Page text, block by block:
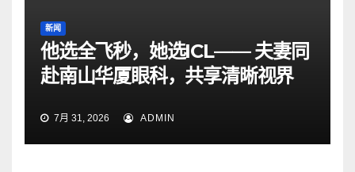
新闻
他选全飞秒，她选ICL—— 夫妻同
赴南山华厦眼科，共享清晰视界
7月 31, 2026 ADMIN